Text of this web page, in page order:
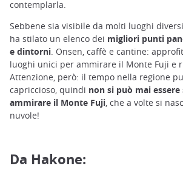
contemplarla.
Sebbene sia visibile da molti luoghi
ha stilato un elenco dei migliori punti
e dintorni. Onsen, caffè e cantine:
luoghi unici per ammirare il Monte Fuji e
Attenzione, però: il tempo nella regione
capriccioso, quindi non si può mai
ammirare il Monte Fuji, che a volte si
nuvole!
Da Hakone: